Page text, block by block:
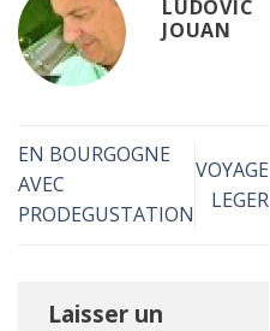
LUDOVIC
JOUAN
EN BOURGOGNE
AVEC
PRODEGUSTATION
VOYAGE
LEGER
Laisser un